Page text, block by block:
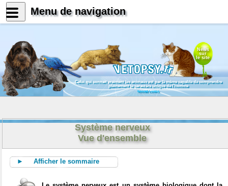
News
sur
le site
Celui qui connait vraiment les animaux est par là même capable de comprendre
pleinement le caractère unique de l'homme
Konrad Lorenz
Système nerveux
Vue d'ensemble
► Afficher le sommaire
Menu de navigation